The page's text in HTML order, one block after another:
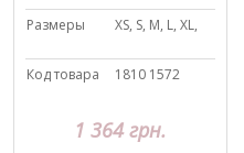
Размеры XS, S, M, L, XL,
Код товара 1810 1572
1 364 грн.